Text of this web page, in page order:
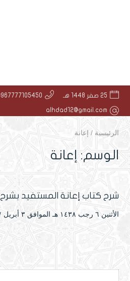
25 صفر 1448 هـ
alhdad12@gmail.com
الرئيسية / إعانة
الوسم: إعانة
شرح كتاب إعانة المستفيد
الأثنين ٦ رجب ۱٤۳۸ هـ الموافق ۳ أبريل ۲۰۱۷ مـ |